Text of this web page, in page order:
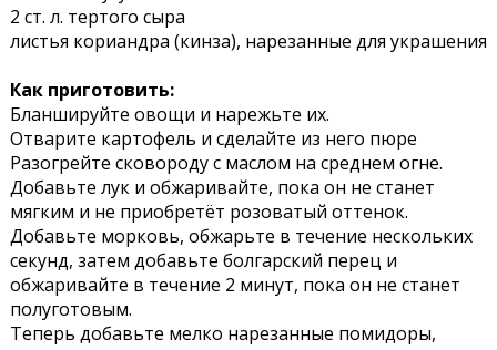
2 ст. л. тертого сыра
листья кориандра (кинза), нарезанные для украшения
Как приготовить:
Бланшируйте овощи и нарежьте их.
Отварите картофель и сделайте из него пюре
Разогрейте сковороду с маслом на среднем огне.
Добавьте лук и обжаривайте, пока он не станет
мягким и не приобретёт розоватый оттенок.
Добавьте морковь, обжарьте в течение нескольких
секунд, затем добавьте болгарский перец и
обжаривайте в течение 2 минут, пока он не станет
полуготовым.
Теперь добавьте мелко нарезанные помидоры,